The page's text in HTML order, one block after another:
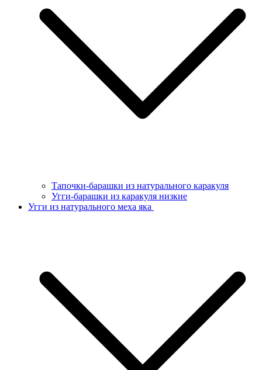
Тапочки-барашки из натурального каракуля
Угги-барашки из каракуля низкие
Угги из натурального меха яка